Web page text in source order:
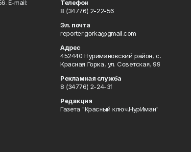
E-mail:
Телефон
8 (34776) 2-22-56
Эл. почта
reporter.gorka@gmail.com
Адрес
452440 Нуримановский район, с.
Красная Горка, ул. Советская, 99
Рекламная служба
8 (34776) 2-24-31
Редакция
Газета "Красный ключ.НурИман"